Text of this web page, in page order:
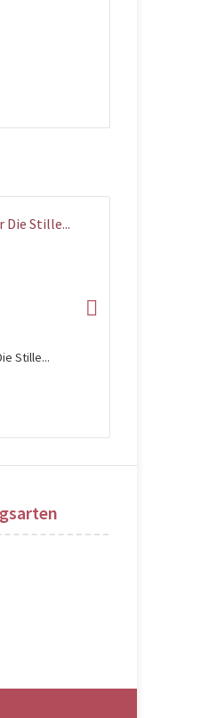
Stille...
sichtbar!